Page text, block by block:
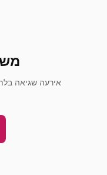
אירעה שגיאה